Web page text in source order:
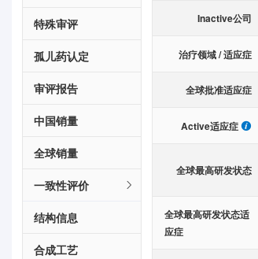
特殊审评
孤儿药认定
审评报告
中国销量
全球销量
一致性评价
结构信息
合成工艺
Inactive公司
治疗领域 / 适应症
全球批准适应症
Active适应症
全球最高研发状态
全球最高研发状态适
应症